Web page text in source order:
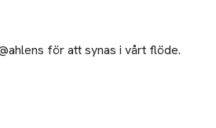
för att synas i vårt flöde.